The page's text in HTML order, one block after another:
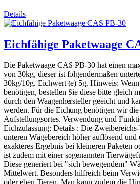
Details
Eichfähige Paketwaage
Die Paketwaage CAS PB-30 hat einen
von 30kg, dieser ist folgendermaßen
30kg/10g. Eichwert (e) 5g. Hinweis:
benötigen, bestellen Sie diese bitte gleich
durch den Waagenhersteller geeicht und
werden. Für die Eichung benötigen wir die
Aufstellungsortes. Verwendung und
Eichzulassung: Details : Die
unteren Wägebereich höher auflösend und
exakteres Ergebnis bei kleineren Paketen
ist zudem mit einer sogenannten
Diese generiert bei "sich bewegendem"
Mittelwert. Besonders hilfreich beim
oder eben Tieren. Man kann zudem die